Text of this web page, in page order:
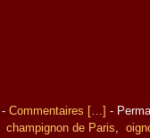
Commentaires […] -
champignon de Paris,